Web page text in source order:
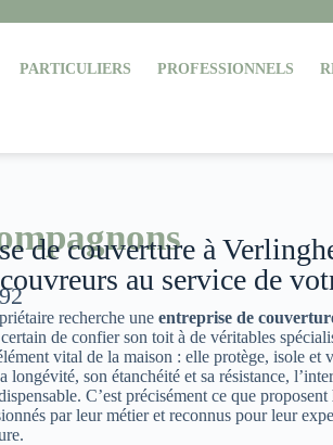
PARTICULIERS PROFESSIONNELS
de couverture à
au service de
recherche une entreprise de
de confier son toit à de véritables
vital de la maison : elle protège, isole et
longévité, son étanchéité et sa résistance,
C’est précisément ce que proposent
par leur métier et reconnus pour leur